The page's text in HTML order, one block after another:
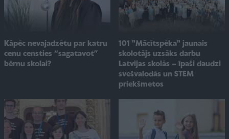
Kāpēc nevajadzētu par katru
cenu censties “sagatavot”
bērnu skolai?
101 "Mācītspēka" jaunais
skolotājs uzsāks darbu
Latvijas skolās – īpaši daudzi
svešvalodās un STEM
priekšmetos